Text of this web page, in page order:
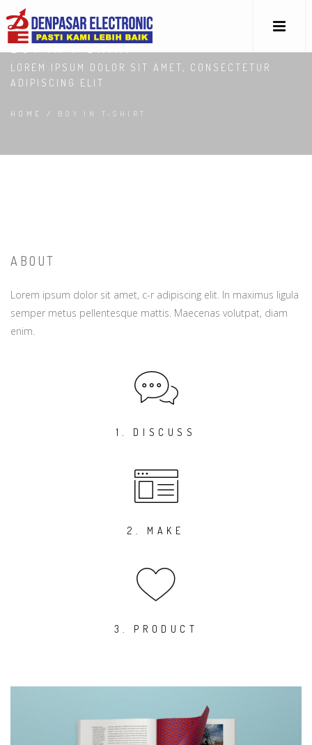
BOY IN T-SHIRT
LOREM IPSUM DOLOR SIT AMET, CONSECTETUR
ADIPISCING ELIT
HOME / BOY IN T-SHIRT
ABOUT
Lorem ipsum dolor sit amet, c-r adipiscing elit. In maximus ligula
semper metus pellentesque mattis. Maecenas volutpat, diam
enim.
1. DISCUSS
2. MAKE
3. PRODUCT